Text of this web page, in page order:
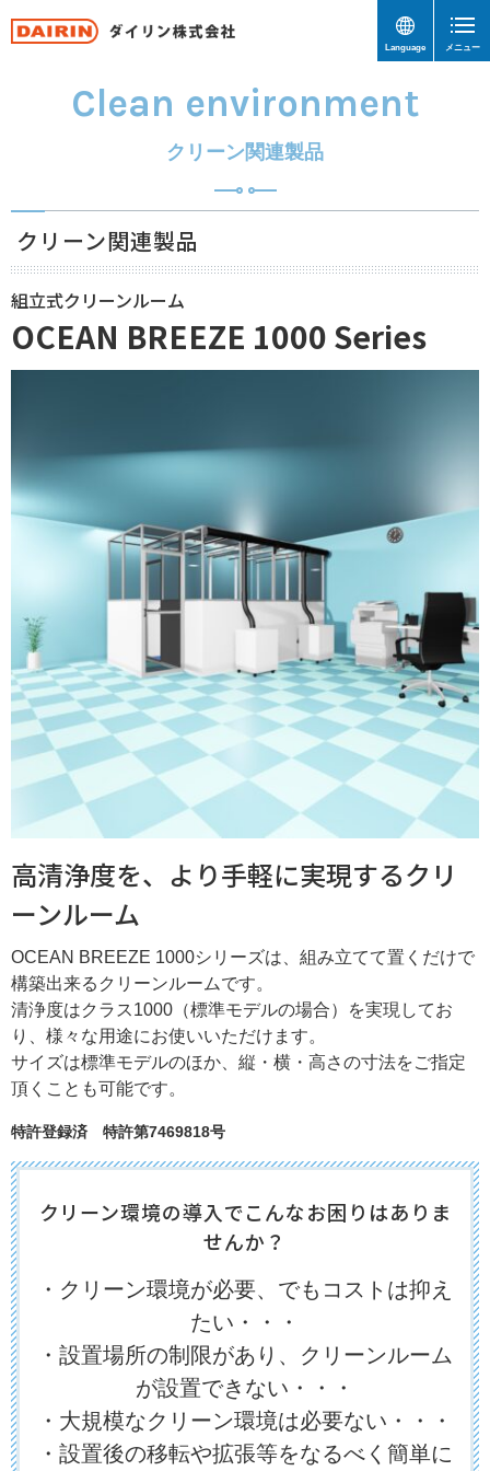
Language メニュー
Clean environment
クリーン関連製品
クリーン関連製品
組立式クリーンルーム
OCEAN BREEZE 1000 Series
高清浄度を、より手軽に実現するクリ
ーンルーム
OCEAN BREEZE 1000シリーズは、組み立てて置くだけで
構築出来るクリーンルームです。
清浄度はクラス1000（標準モデルの場合）を実現してお
り、様々な用途にお使いいただけます。
サイズは標準モデルのほか、縦・横・高さの寸法をご指定
頂くことも可能です。
特許登録済 特許第7469818号
クリーン環境の導入でこんなお困りはありま
せんか？
・クリーン環境が必要、でもコストは抑え
たい・・・
・設置場所の制限があり、クリーンルーム
が設置できない・・・
・大規模なクリーン環境は必要ない・・・
・設置後の移転や拡張等をなるべく簡単に